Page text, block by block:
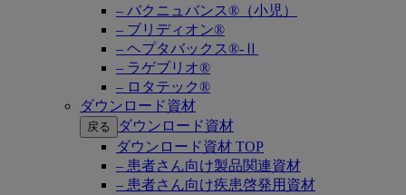
– バクニュバンス®（小児）
– ブリディオン®
– ヘプタバックス®-Ⅱ
– ラゲブリオ®
– ロタテック®
ダウンロード資材
戻る
ダウンロード資材
ダウンロード資材 TOP
– 患者さん向け製品関連資材
– 患者さん向け疾患啓発用資材